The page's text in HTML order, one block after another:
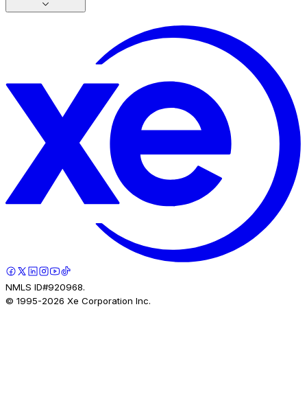
NMLS ID#920968.
© 1995-2026 Xe Corporation Inc.